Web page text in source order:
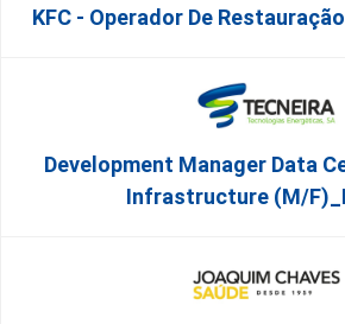
KFC - Operador De
Development Manager Data
Infrastructure (m/